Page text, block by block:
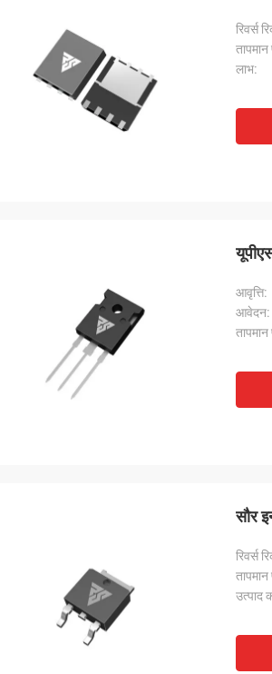
रिवर्स
तापमान
लाभ:
आवृत्ति:
आवेदन:
तापमान
सौर
रिवर्स
तापमान
उत्पाद